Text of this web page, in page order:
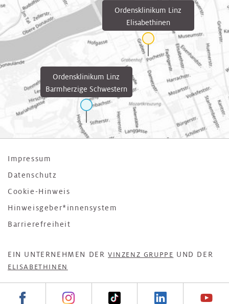
Ordensklinikum Linz
Barmherzige Schwestern
Ordensklinikum Linz
Elisabethinen
Impressum
Datenschutz
Cookie-Hinweis
Hinweisgeber*innensystem
Barrierefreiheit
EIN UNTERNEHMEN DER VINZENZ GRUPPE UND DER
ELISABETHINEN